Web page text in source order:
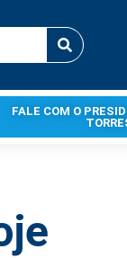
FALE COM O